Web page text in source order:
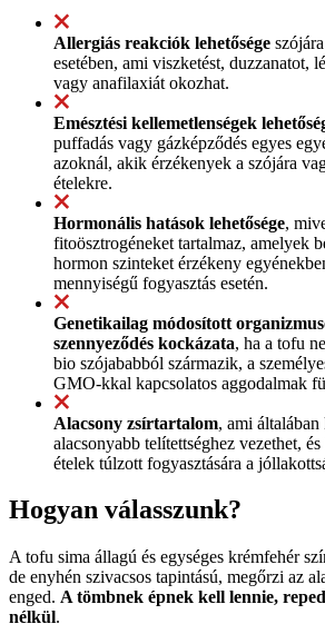
Allergiás reakciók lehetősége
esetében, ami viszketést, duzzanatot,
vagy anafilaxiát okozhat.
Emésztési kellemetlenségek
puffadás vagy gázképződés egyes
azoknál, akik érzékenyek a szójára
ételekre.
Hormonális hatások lehetősége,
fitoösztrogéneket tartalmaz, amelyek
hormon szinteket érzékeny
mennyiségű fogyasztás esetén.
Genetikailag módosított
szennyeződés kockázata, ha a tofu
bio szójababból származik, a
GMO-kkal kapcsolatos aggodalmak
Alacsony zsírtartalom, ami
alacsonyabb telítettséghez vezethet,
ételek túlzott fogyasztására a
Hogyan válasszunk?
A tofu sima állagú és egységes krémfehér
de enyhén szivacsos tapintású, megőrzi az
enged. A tömbnek épnek kell lennie,
nélkül.